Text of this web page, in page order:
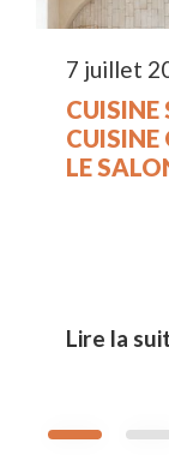
7 juillet
CUISINE
CUISINE
LE
Lire la